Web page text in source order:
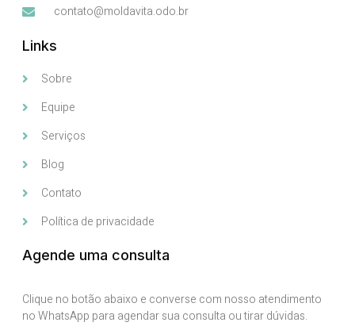
contato@moldavita.odo.br
Links
Sobre
Equipe
Serviços
Blog
Contato
Política de privacidade
Agende uma consulta
Clique no botão abaixo e converse com nosso atendimento
no WhatsApp para agendar sua consulta ou tirar dúvidas.